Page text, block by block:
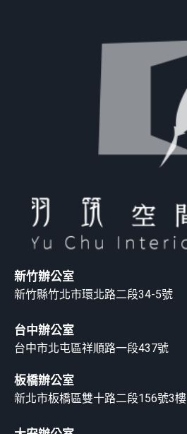
新竹辦公室
新竹縣竹北市環北路二段34-5號
台中辦公室
台中市北屯區祥順路一段437號
板橋辦公室
新北市板橋區雙十路二段156號3樓